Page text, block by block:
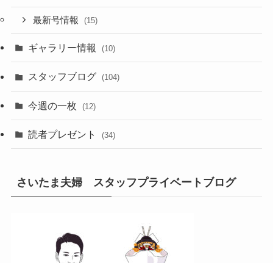
最新号情報 (15)
ギャラリー情報 (10)
スタッフブログ (104)
今週の一枚 (12)
読者プレゼント (34)
さいたま夫婦 スタッフプライベートブログ